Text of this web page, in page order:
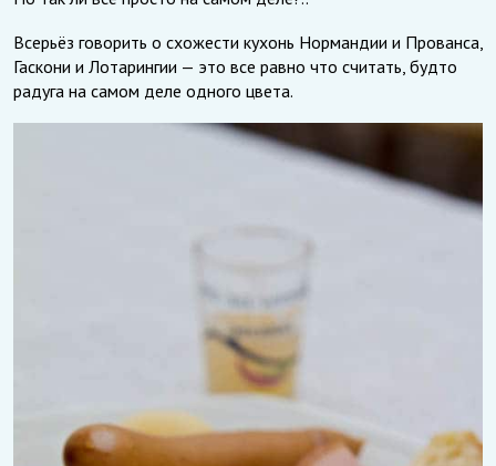
Всерьёз говорить о схожести кухонь Нормандии и Прованса,
Гаскони и Лотарингии — это все равно что считать, будто
радуга на самом деле одного цвета.